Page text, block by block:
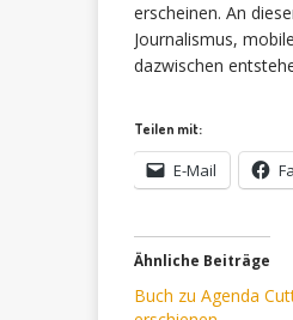
erscheinen. An
Journalismus,
dazwischen
Teilen mit:
E-Mail
Ähnliche Beiträge
Buch zu Agenda